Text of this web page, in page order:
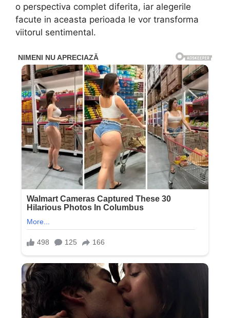
o perspectiva complet diferita, iar alegerile
facute in aceasta perioada le vor transforma
viitorul sentimental.